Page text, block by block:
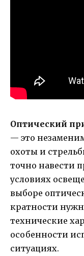
Оптический
— это
охоты и
точно навести
условиях
выборе
кратности
технические
особенности
ситуациях.